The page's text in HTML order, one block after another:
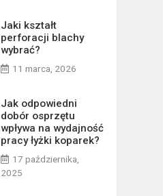
Jaki kształt
perforacji blachy
wybrać?
11 marca, 2026
Jak odpowiedni
dobór osprzętu
wpływa na wydajność
pracy łyżki koparek?
17 października,
2025